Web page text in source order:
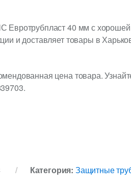
Евротрубпласт 40 мм с
и доставляет товары в
цена товара.
Категория: Защитные